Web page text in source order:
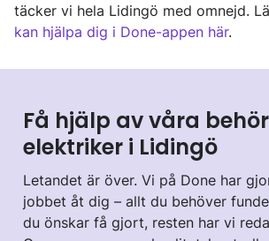
täcker vi hela Lidingö med omnejd.
kan hjälpa dig i Done-appen här.
Få hjälp av våra
elektriker i Lidingö
Letandet är över. Vi på Done har
jobbet åt dig – allt du behöver
du önskar få gjort, resten har vi